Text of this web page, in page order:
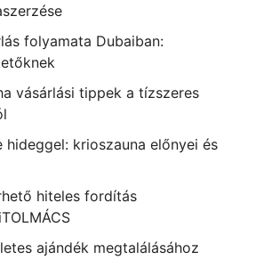
folyamata Dubaiban:
vásárlási tippek a tízszeres
hideggel: krioszauna előnyei és
hiteles fordítás
ajándék megtalálásához